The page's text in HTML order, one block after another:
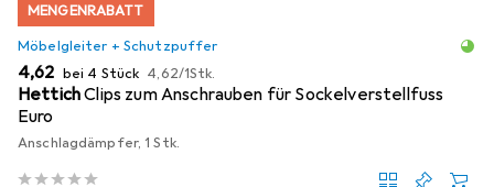
MENGENRABATT
Möbelgleiter + Schutzpuffer
EUR
4,62 bei 4 Stück EUR
4,62/1Stk.
HettichClips zum Anschrauben für Sockelverstellfuss
Euro
Anschlagdämpfer, 1 Stk.